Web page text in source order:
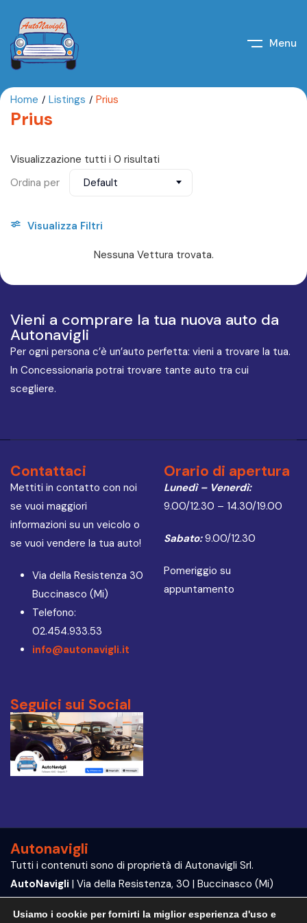
Menu
Home Listings Prius
Prius
Visualizzazione tutti i 0 risultati
Ordina per
Default
Visualizza Filtri
Nessuna Vettura trovata.
Vieni a comprare la tua nuova auto da
Autonavigli
Per ogni persona c’è un’auto perfetta: vieni a trovare la tua.
In Concessionaria potrai trovare tante auto tra cui
scegliere.
Contattaci
Mettiti in contatto con noi
se vuoi maggiori
informazioni su un veicolo o
se vuoi vendere la tua auto!
Via della Resistenza 30
Buccinasco (Mi)
Telefono:
02.454.933.53
info@autonavigli.it
Orario di apertura
Lunedì – Venerdì:
9.00/12.30 – 14.30/19.00
Sabato:9.00/12.30
Pomeriggio su
appuntamento
Seguici sui Social
Autonavigli
Tutti i contenuti sono di proprietà di Autonavigli Srl.
AutoNavigli | Via della Resistenza, 30 | Buccinasco (Mi)
Usiamo i cookie per fornirti la miglior esperienza d'uso e